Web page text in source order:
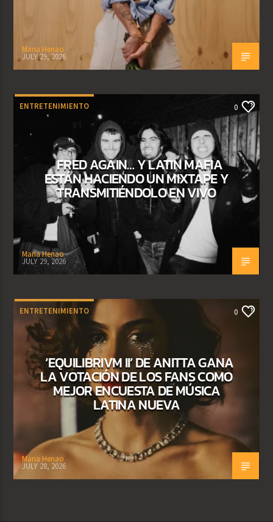
Maria Henao
JULY 29, 2026
ENTRETENIMIENTO 0
FRED AGAIN… Y LATIN MAFIA
ESTÁN HACIENDO UN MIXTAPE Y
TRANSMITIÉNDOLO EN VIVO
Maria Henao
JULY 29, 2026
ENTRETENIMIENTO 0
‘EQUILIBRIVM II’ DE ANITTA GANA
LA VOTACIÓN DE LOS FANS COMO
MEJOR ENCUESTA DE MÚSICA
LATINA NUEVA
Maria Henao
JULY 28, 2026